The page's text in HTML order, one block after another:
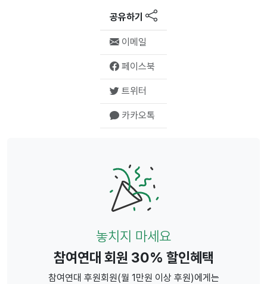
공유하기
이메일
페이스북
트위터
카카오톡
놓치지 마세요
참여연대 회원 30% 할인혜택
참여연대 후원회원(월 1만원 이상 후원)에게는